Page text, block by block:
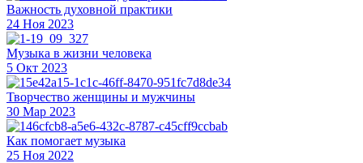
Важность духовной практики
24 Ноя 2023
Музыка в жизни человека
5 Окт 2023
Творчество женщины и мужчины
30 Мар 2023
Как помогает музыка
25 Ноя 2022